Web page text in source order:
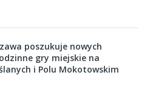
poszukuje nowych
gry miejskie na
i Polu Mokotowskim